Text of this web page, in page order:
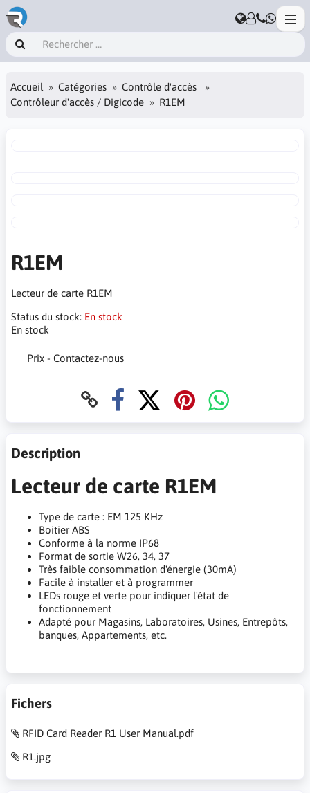
Accueil Catégories
Contrôle d'accès
Contrôleur d'accès / Digicode
R1EM
R1EM
Lecteur de carte R1EM
Status du stock: En stock
En stock
Prix - Contactez-nous
Description
Lecteur de carte R1EM
Type de carte : EM 125 KHz
Boitier ABS
Conforme à la norme IP68
Format de sortie W26, 34, 37
Très faible consommation d'énergie (30mA)
Facile à installer et à programmer
LEDs rouge et verte pour indiquer l'état de
fonctionnement
Adapté pour Magasins, Laboratoires, Usines, Entrepôts,
banques, Appartements, etc.
Fichers
RFID Card Reader R1 User Manual.pdf
R1.jpg